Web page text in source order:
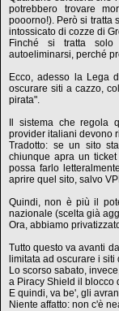
potrebbero trovare
pooorno!). Però si tratta
intossicato di cozze di
Finché si tratta solo
autoeliminarsi, perché
Ecco, adesso la Lega
oscurare siti a cazzo,
pirata".
Il sistema che regola
provider italiani devono
Tradotto: se un sito
chiunque apra un
possa farlo
aprire quel sito, salvo
Quindi, non è più il
nazionale (scelta già
Ora, abbiamo
Tutto questo va avanti
limitata ad oscurare i
Lo scorso sabato,
a Piracy Shield il blocco
E quindi, va be', gli
Niente affatto: non c'è